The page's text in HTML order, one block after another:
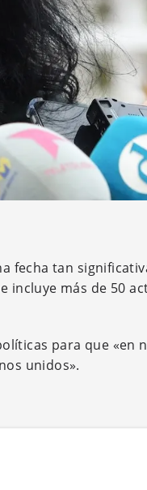
fecha tan
más de 50
para que «en
unidos».